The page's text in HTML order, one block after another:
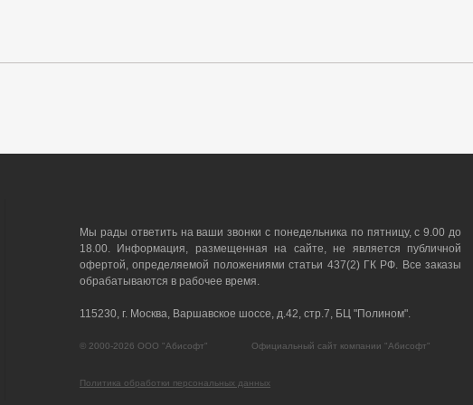
Мы рады ответить на ваши звонки с понедельника по пятницу, с 9.00 до
18.00. Информация, размещенная на сайте, не является публичной
офертой, определяемой положениями статьи 437(2) ГК РФ. Все заказы
обрабатываются в рабочее время.
115230, г. Москва, Варшавское шоссе, д.42, стр.7, БЦ "Полином".
© 2000-2026 ООО "Абисофт" Официальный сайт компании "Абисофт"
Политика обработки персональных данных